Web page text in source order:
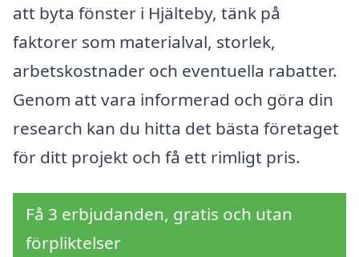
att byta fönster i Hjälteby, tänk på
faktorer som materialval, storlek,
arbetskostnader och eventuella rabatter.
Genom att vara informerad och göra din
research kan du hitta det bästa företaget
för ditt projekt och få ett rimligt pris.
Få 3 erbjudanden, gratis och utan
förpliktelser